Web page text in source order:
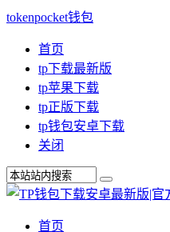
tokenpocket钱包
首页
tp下载最新版
tp苹果下载
tp正版下载
tp钱包安卓下载
关闭
首页